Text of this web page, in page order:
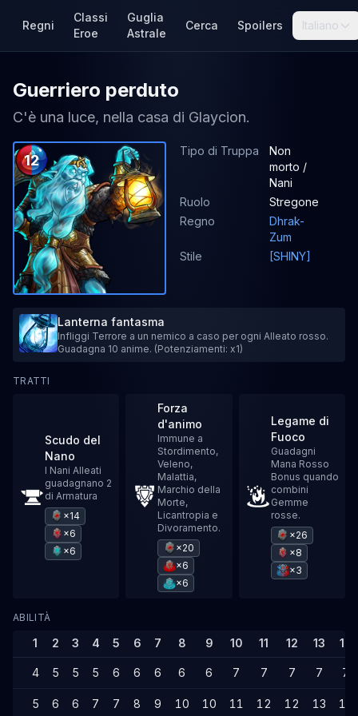
Regni
Classi
Eroe
Guglia
Astrale
Cerca Spoilers Italiano
Guerriero perduto
C'è una luce, nella casa di Glaycion.
12
Tipo di Truppa
Non
morto /
Nani
Ruolo
Stregone
Regno
Dhrak-
Zum
Stile
[SHINY]
Lanterna fantasma
Infliggi Terrore a un nemico a caso per ogni Alleato rosso.
Guadagna 10 anime. (Potenziamenti: x1)
TRATTI
Scudo del
Nano
I Nani Alleati
guadagnano 2
di Armatura
×14
×6
×6
Forza
d'animo
Immune a
Stordimento,
Veleno,
Malattia,
Marchio della
Morte,
Licantropia e
Divoramento.
×20
×6
×6
Legame di
Fuoco
Guadagni
Mana Rosso
Bonus quando
combini
Gemme
rosse.
×26
×8
×3
ABILITÀ
1 2 3 4 5 6 7 8 9 10 11 12 13 14
4 5 5 5 6 6 6 6 6 7 7 7 7 7
5 6 6 7 7 8 9 10 10 11 12 12 13 14